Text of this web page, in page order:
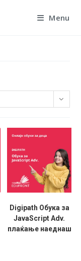
Menu
Digipath Обука за
JavaScript Adv.
плаќање наеднаш